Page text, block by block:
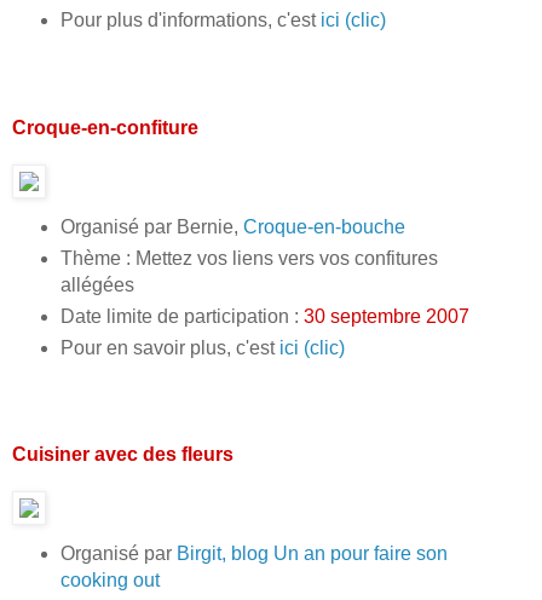
Pour plus d'informations, c'est ici (clic)
Croque-en-confiture
Organisé par Bernie, Croque-en-bouche
Thème : Mettez vos liens vers vos confitures
allégées
Date limite de participation : 30 septembre 2007
Pour en savoir plus, c'est ici (clic)
Cuisiner avec des fleurs
Organisé par Birgit, blog Un an pour faire son
cooking out